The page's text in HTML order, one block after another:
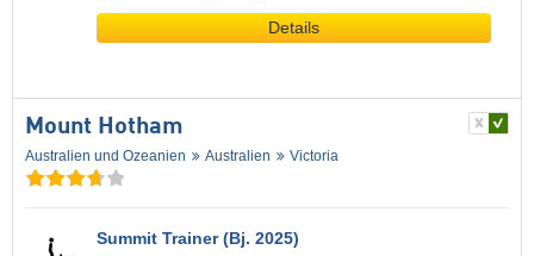
Details
Mount Hotham
Australien und Ozeanien Australien Victoria
Summit Trainer (Bj. 2025)